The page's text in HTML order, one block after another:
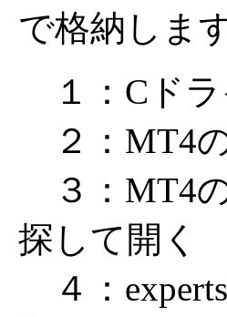
で格納しま
１：Cドラ
２：MT4
３：MT4
探して開く
４：